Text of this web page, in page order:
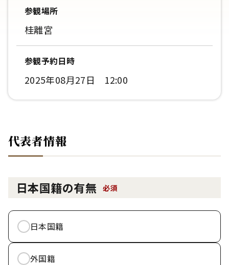
参観場所
桂離宮
参観予約日時
2025年08月27日 12:00
代表者情報
日本国籍の有無 必須
日本国籍
外国籍